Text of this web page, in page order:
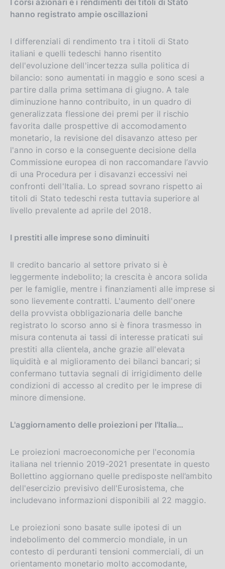
hanno registrato ampie oscillazioni
I differenziali di rendimento tra i titoli di Stato
italiani e quelli tedeschi hanno risentito
dell'evoluzione dell'incertezza sulla politica di
bilancio: sono aumentati in maggio e sono scesi a
partire dalla prima settimana di giugno. A tale
diminuzione hanno contribuito, in un quadro di
generalizzata flessione dei premi per il rischio
favorita dalle prospettive di accomodamento
monetario, la revisione del disavanzo atteso per
l'anno in corso e la conseguente decisione della
Commissione europea di non raccomandare l’avvio
di una Procedura per i disavanzi eccessivi nei
confronti dell'Italia. Lo spread sovrano rispetto ai
titoli di Stato tedeschi resta tuttavia superiore al
livello prevalente ad aprile del 2018.
I prestiti alle imprese sono diminuiti
Il credito bancario al settore privato si è
leggermente indebolito; la crescita è ancora solida
per le famiglie, mentre i finanziamenti alle imprese si
sono lievemente contratti. L'aumento dell'onere
della provvista obbligazionaria delle banche
registrato lo scorso anno si è finora trasmesso in
misura contenuta ai tassi di interesse praticati sui
prestiti alla clientela, anche grazie all'elevata
liquidità e al miglioramento dei bilanci bancari; si
confermano tuttavia segnali di irrigidimento delle
condizioni di accesso al credito per le imprese di
minore dimensione.
L'aggiornamento delle proiezioni per l'Italia…
Le proiezioni macroeconomiche per l'economia
italiana nel triennio 2019-2021 presentate in questo
Bollettino aggiornano quelle predisposte nell’ambito
dell'esercizio previsivo dell'Eurosistema, che
includevano informazioni disponibili al 22 maggio.
Le proiezioni sono basate sulle ipotesi di un
indebolimento del commercio mondiale, in un
contesto di perduranti tensioni commerciali, di un
orientamento monetario molto accomodante,